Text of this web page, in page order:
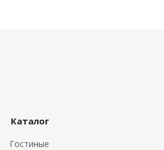
Каталог
Гостиные